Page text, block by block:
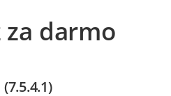
za darmo